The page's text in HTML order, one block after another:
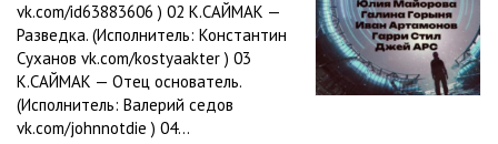
vk.com/id63883606 ) 02 К.САЙМАК —
Разведка. (Исполнитель: Константин
Суханов vk.com/kostyaakter ) 03
К.САЙМАК — Отец основатель.
(Исполнитель: Валерий седов
vk.com/johnnotdie ) 04...